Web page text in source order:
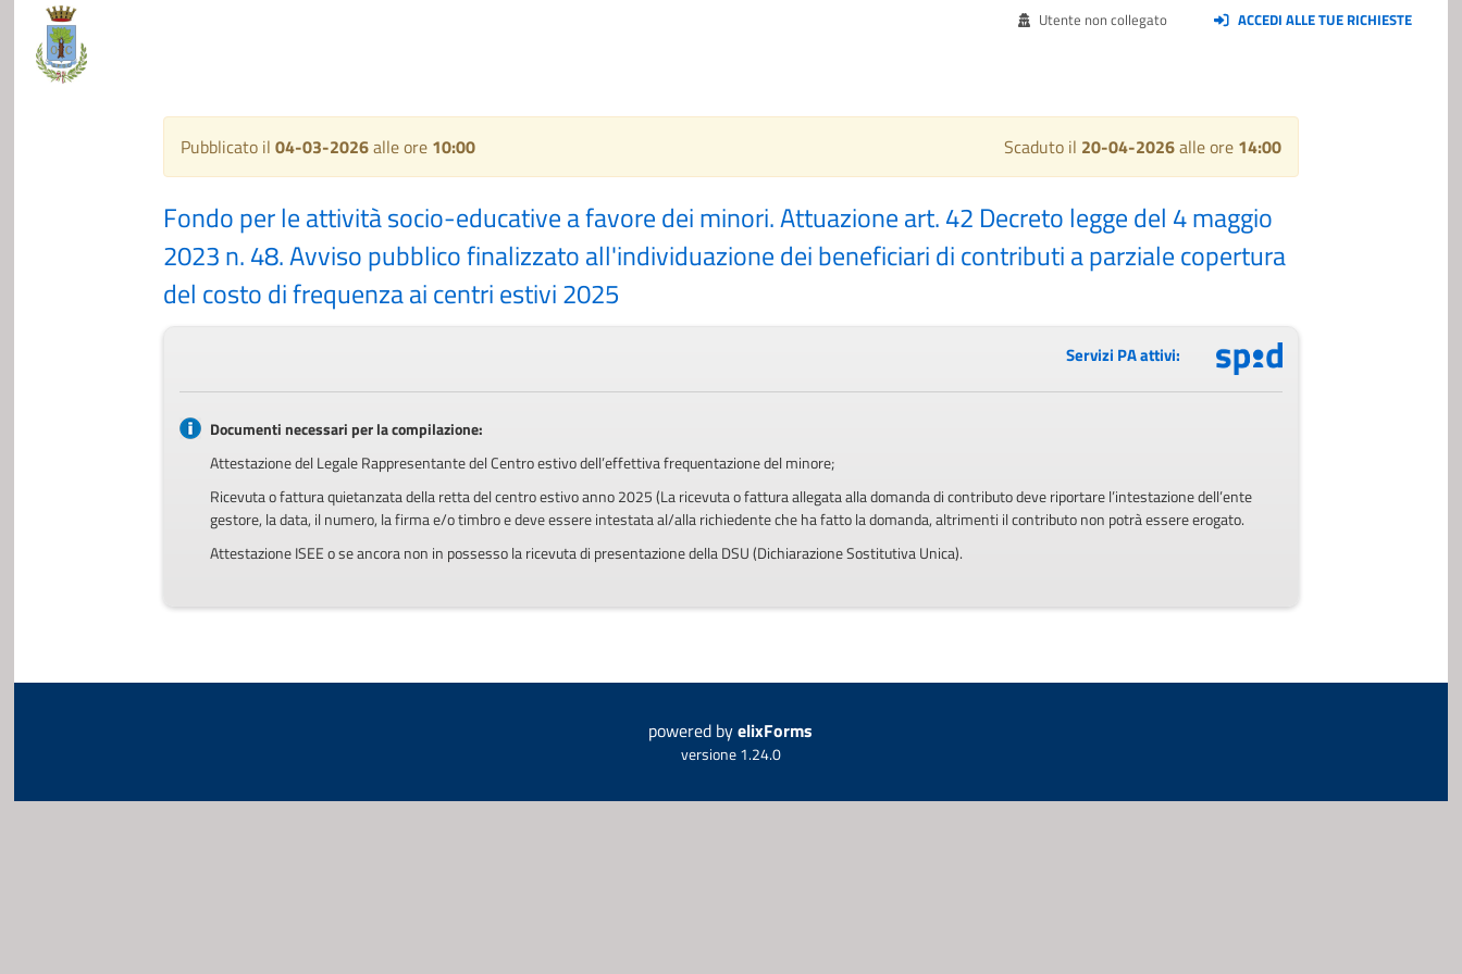
Utente non collegato ACCEDI ALLE TUE RICHIESTE
Pubblicato il 04-03-2026alle ore10:00 Scaduto il 20-04-2026alle ore 14:00
Fondo per le attività socio-educative a favore dei minori. Attuazione art. 42 Decreto legge del 4 maggio
2023 n. 48. Avviso pubblico finalizzato all'individuazione dei beneficiari di contributi a parziale copertura
del costo di frequenza ai centri estivi 2025
Servizi PA attivi:
Documenti necessari per la compilazione:
Attestazione del Legale Rappresentante del Centro estivo dell’effettiva frequentazione del minore;
Ricevuta o fattura quietanzata della retta del centro estivo anno 2025 (La ricevuta o fattura allegata alla domanda di contributo deve riportare l’intestazione dell’ente
gestore, la data, il numero, la firma e/o timbro e deve essere intestata al/alla richiedente che ha fatto la domanda, altrimenti il contributo non potrà essere erogato.
Attestazione ISEE o se ancora non in possesso la ricevuta di presentazione della DSU (Dichiarazione Sostitutiva Unica).
powered byelixForms
versione 1.24.0